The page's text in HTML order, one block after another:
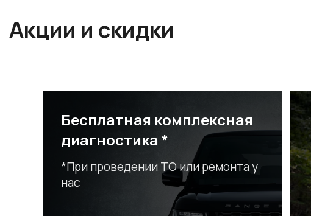
Акции и скидки
Бесплатная комплексная
диагностика *
*При проведении ТО или ремонта у
нас